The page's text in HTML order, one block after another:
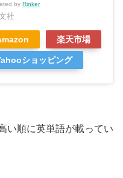
by Rinker
社
楽天市場
ショッピング
い順に英単語が載ってい